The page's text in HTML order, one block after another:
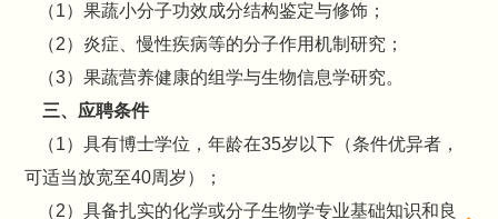
（1）果蔬小分子功效成分结构鉴定与修饰；
（2）炎症、慢性疾病等的分子作用机制研究；
（3）果蔬营养健康的组学与生物信息学研究。
三、应聘条件
（1）具有博士学位，年龄在35岁以下（条件优异者，
可适当放宽至40周岁）；
（2）具备扎实的化学或分子生物学专业基础知识和良